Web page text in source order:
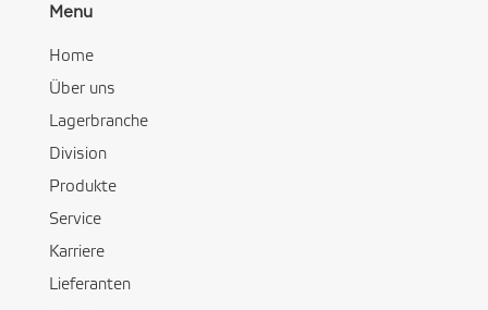
Menu
Home
Über uns
Lagerbranche
Division
Produkte
Service
Karriere
Lieferanten